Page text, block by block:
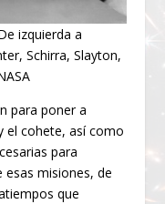
izquierda a
Schirra, Slayton,
para poner a
el cohete, así como
para
esas misiones, de
que